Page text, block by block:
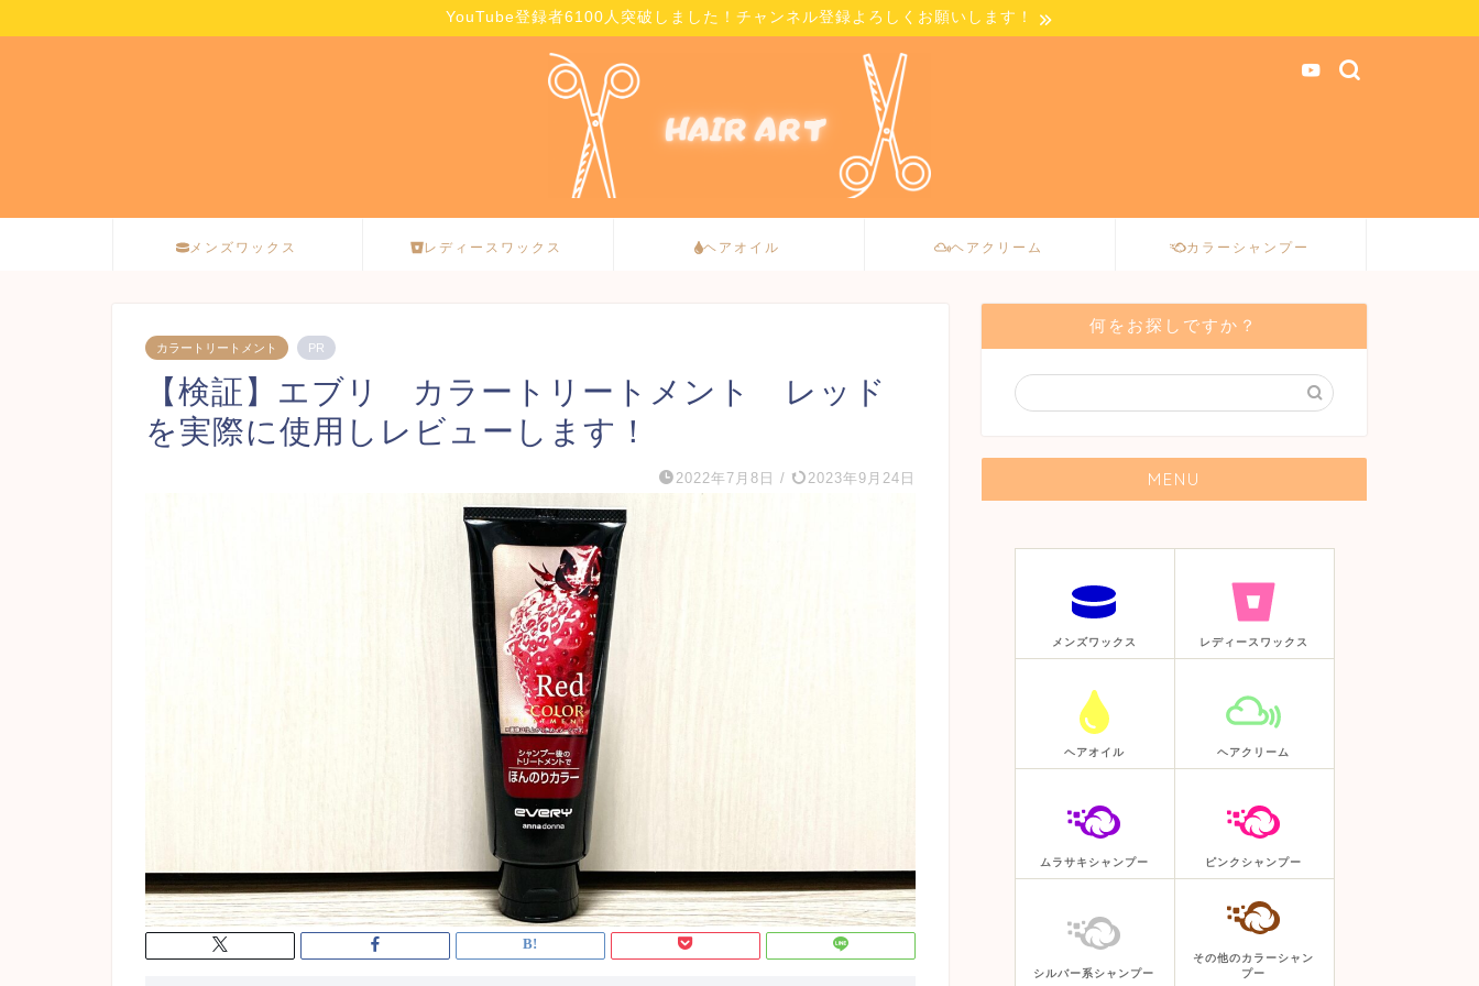
YouTube登録者6100人突破しました！チャンネル登録よろしくお願いします！
メンズワックス レディースワックス ヘアオイル ヘアクリーム カラーシャンプー
カラートリートメント PR
【検証】エブリ カラートリートメント レッド
を実際に使用しレビューします！
2022年7月8日 / 2023年9月24日
何をお探しですか？
MENU
メンズワックス レディースワックス
ヘアオイル ヘアクリーム
ムラサキシャンプー ピンクシャンプー
シルバー系シャンプー
その他のカラーシャン
プー